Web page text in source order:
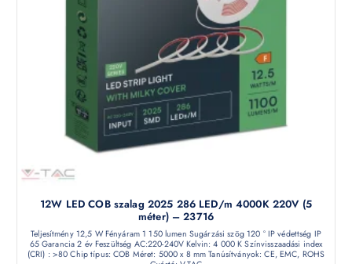
12W LED COB szalag 2025 286 LED/m 4000K 220V (5
méter) – 23716
Teljesítmény 12,5 W Fényáram 1 150 lumen Sugárzási szög 120 ° IP védettség IP
65 Garancia 2 év Feszültség AC:220-240V Kelvin: 4 000 K Színvisszaadási index
(CRI) : >80 Chip típus: COB Méret: 5000 x 8 mm Tanúsítványok: CE, EMC, ROHS